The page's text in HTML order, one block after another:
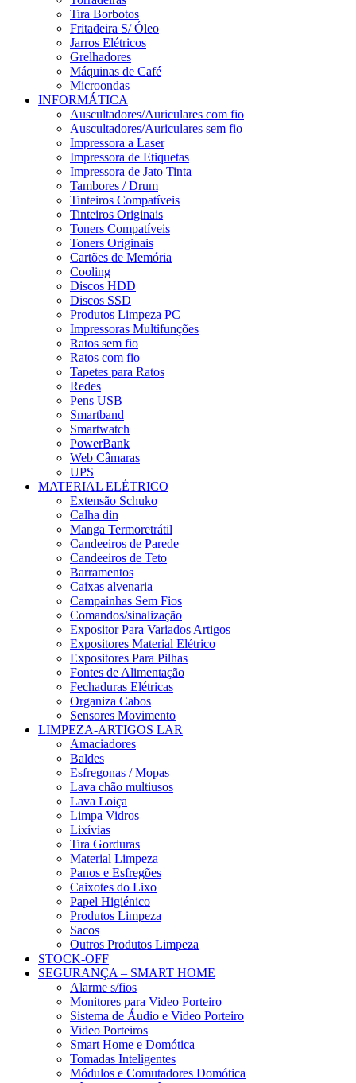
Tira Borbotos
Fritadeira S/ Óleo
Jarros Elétricos
Grelhadores
Máquinas de Café
Microondas
INFORMÁTICA
Auscultadores/Auriculares com fio
Auscultadores/Auriculares sem fio
Impressora a Laser
Impressora de Etiquetas
Impressora de Jato Tinta
Tambores / Drum
Tinteiros Compatíveis
Tinteiros Originais
Toners Compatíveis
Toners Originais
Cartões de Memória
Cooling
Discos HDD
Discos SSD
Produtos Limpeza PC
Impressoras Multifunções
Ratos sem fio
Ratos com fio
Tapetes para Ratos
Redes
Pens USB
Smartband
Smartwatch
PowerBank
Web Câmaras
UPS
MATERIAL ELÉTRICO
Extensão Schuko
Calha din
Manga Termoretrátil
Candeeiros de Parede
Candeeiros de Teto
Barramentos
Caixas alvenaria
Campainhas Sem Fios
Comandos/sinalização
Expositor Para Variados Artigos
Expositores Material Elétrico
Expositores Para Pilhas
Fontes de Alimentação
Fechaduras Elétricas
Organiza Cabos
Sensores Movimento
LIMPEZA-ARTIGOS LAR
Amaciadores
Baldes
Esfregonas / Mopas
Lava chão multiusos
Lava Loiça
Limpa Vidros
Lixívias
Tira Gorduras
Material Limpeza
Panos e Esfregões
Caixotes do Lixo
Papel Higiénico
Produtos Limpeza
Sacos
Outros Produtos Limpeza
STOCK-OFF
SEGURANÇA – SMART HOME
Alarme s/fios
Monitores para Video Porteiro
Sistema de Áudio e Video Porteiro
Video Porteiros
Smart Home e Domótica
Tomadas Inteligentes
Módulos e Comutadores Domótica